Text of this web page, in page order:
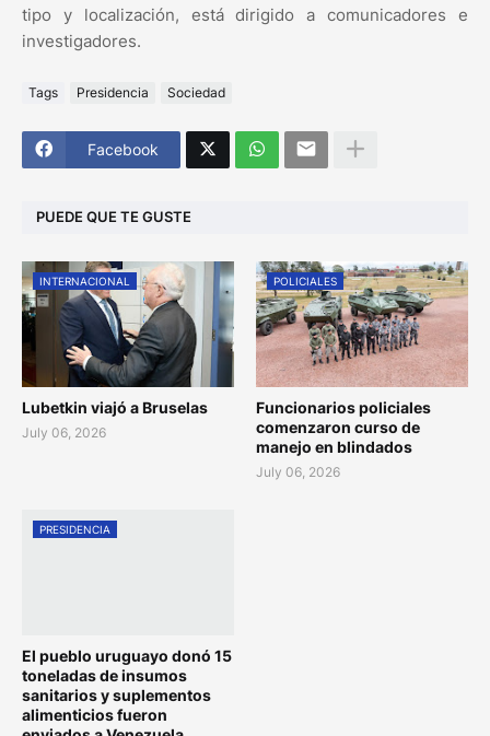
tipo y localización, está dirigido a comunicadores e
investigadores.
Tags Presidencia Sociedad
Facebook
PUEDE QUE TE GUSTE
INTERNACIONAL
Lubetkin viajó a Bruselas
July 06, 2026
POLICIALES
Funcionarios policiales
comenzaron curso de
manejo en blindados
July 06, 2026
PRESIDENCIA
El pueblo uruguayo donó 15
toneladas de insumos
sanitarios y suplementos
alimenticios fueron